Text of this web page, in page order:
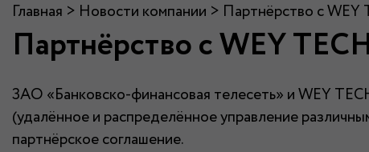
Главная > Новости компании > Партнёрство с
Партнёрство с WEY
ЗАО «Банковско-финансовая телесеть» и WEY
(удалённое и распределённое управление
партнёрское соглашение.